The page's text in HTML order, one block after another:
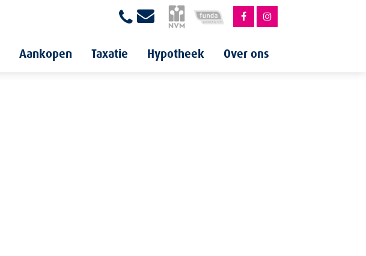
Aankopen Taxatie Hypotheek Over ons